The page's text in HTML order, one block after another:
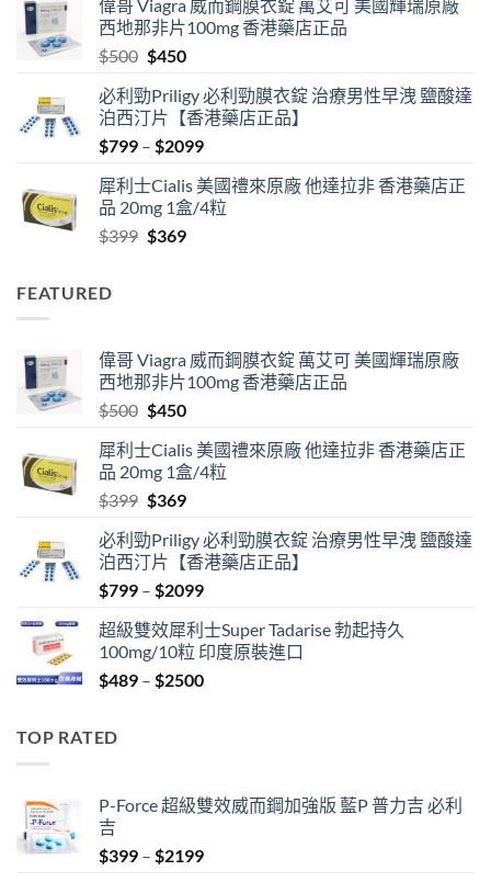
$489
through
偉哥 Viagra 威而鋼膜衣錠 萬艾可 美國輝瑞原廠
西地那非片100mg 香港藥店正品
$500 Original
was:
$500.
$450Current
is:
$450.
必利勁Priligy 必利勁膜衣錠 治療男性早洩 鹽酸達
泊西汀片【香港藥店正品】
$799 – $2099Price
$799
through
犀利士Cialis 美國禮來原廠 他達拉非 香港藥店正
品 20mg 1盒/4粒
$399 Original
$369Current
FEATURED
偉哥 Viagra 威而鋼膜衣錠 萬艾可 美國輝瑞原廠
西地那非片100mg 香港藥店正品
$500 Original
was:
$500.
$450Current
is:
$450.
犀利士Cialis 美國禮來原廠 他達拉非 香港藥店正
品 20mg 1盒/4粒
$399 Original
was:
$399.
$369Current
is:
$369.
必利勁Priligy 必利勁膜衣錠 治療男性早洩 鹽酸達
泊西汀片【香港藥店正品】
$799 – $2099Price
$799
through
$2099
超級雙效犀利士Super Tadarise 勃起持久
100mg/10粒 印度原裝進口
$489 – $2500Price
TOP RATED
P-Force 超級雙效威而鋼加強版 藍P 普力吉 必利
吉
$399 – $2199Price